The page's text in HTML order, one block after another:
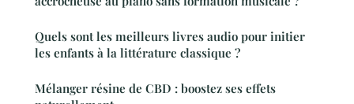
Quels sont les meilleurs livres audio pour initier
les enfants à la littérature classique ?
Mélanger résine de CBD : boostez ses effets